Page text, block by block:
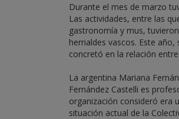
Durante el mes de marzo
Las actividades, entre las
gastronomía y mus,
herrialdes vascos. Este
concretó en la relación
La argentina Mariana
Fernández Castelli es
organización consideró era
situación actual de la